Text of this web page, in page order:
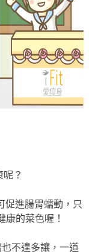
？
促進腸胃蠕動，只
的菜色喔！
不遑多讓，一道